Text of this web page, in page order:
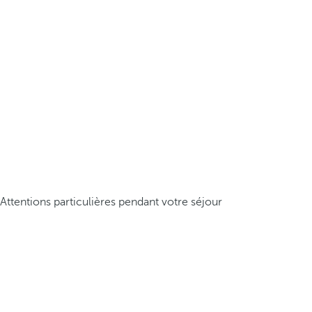
Attentions particulières pendant votre séjour